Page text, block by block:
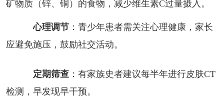
矿物质（锌、铜）的食物，减少维生素C过量摄入。
心理调节：青少年患者需关注心理健康，家长
应避免施压，鼓励社交活动。
定期筛查：有家族史者建议每半年进行皮肤CT
检测，早发现早干预。